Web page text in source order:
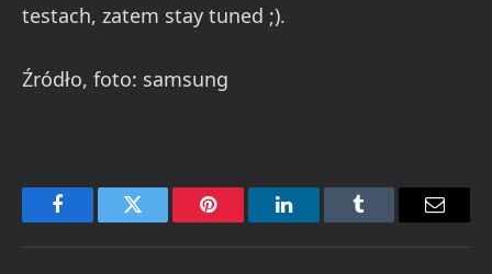
testach, zatem stay tuned ;).
Źródło, foto: samsung
FacebookTwitter Pinterest LinkedInTumblr Email